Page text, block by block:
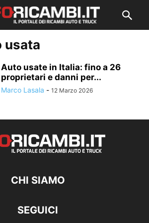
usata
Auto usate in Italia: fino a 26
proprietari e danni per...
Marco Lasala - 12 Marzo 2026
CHI SIAMO
SEGUICI